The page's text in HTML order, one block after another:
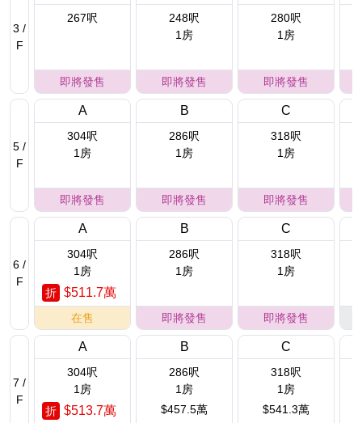
3 /
F
5 /
F
6 /
F
7 /
F
267呎
即將發售
248呎
1房
即將發售
280呎
1房
即將發售
A
304呎
1房
即將發售
B
286呎
1房
即將發售
C
318呎
1房
即將發售
A
304呎
1房
折 $511.7萬
在售
B
286呎
1房
即將發售
C
318呎
1房
即將發售
A
304呎
1房
折 $513.7萬
B
286呎
1房
$457.5萬
C
318呎
1房
$541.3萬